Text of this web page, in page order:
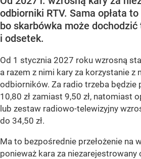
odbiorniki RTV. Sama opłata
bo skarbówka może dochodzić
i odsetek.
Od 1 stycznia 2027 roku wzrosną
a razem z nimi kary za korzystanie z
odbiorników. Za radio trzeba będzie
10,80 zł zamiast 9,50 zł, natomiast
lub zestaw radiowo-telewizyjny
do 34,50 zł.
Ma to bezpośrednie przełożenie na
ponieważ kara za